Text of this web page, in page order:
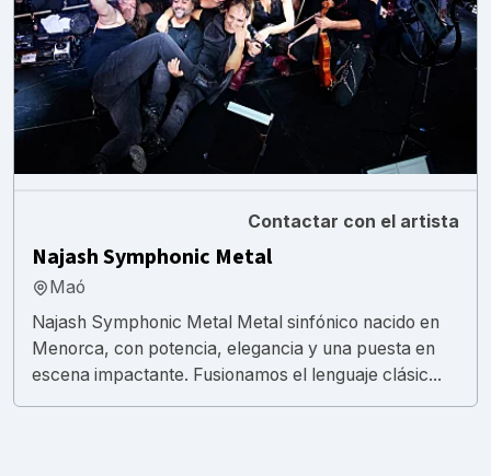
Contactar con el artista
Najash Symphonic Metal
Maó
Najash Symphonic Metal Metal sinfónico nacido en
Menorca, con potencia, elegancia y una puesta en
escena impactante. Fusionamos el lenguaje clásic...